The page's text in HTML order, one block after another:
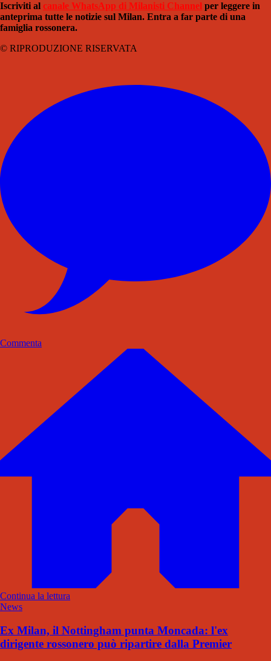
Iscriviti al canale WhatsApp di Milanisti Channel per leggere in
anteprima tutte le notizie sul Milan. Entra a far parte di una
famiglia rossonera.
© RIPRODUZIONE RISERVATA
Commenta
Continua la lettura
News
Ex Milan, il Nottingham punta Moncada: l'ex
dirigente rossonero può ripartire dalla Premier